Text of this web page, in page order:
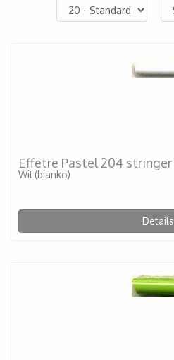
Effetre Pastel 204 stringer
Wit (bianko)
Details